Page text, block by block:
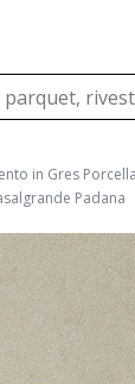
in Gres
Padana